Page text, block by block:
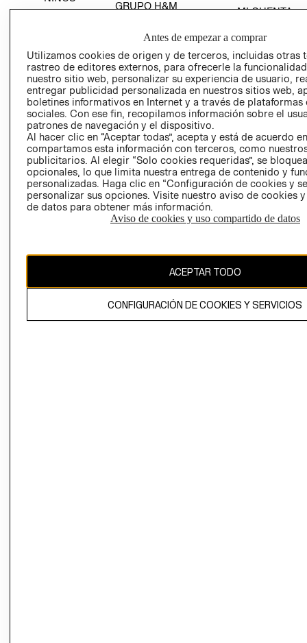
GRUPO H&M
SOCIAL
PRENSA
RELACIÓN CON
INVERSIONISTAS
POLÍTICA
EMPRESARIAL
MI CUENTA
TIENDAS
- RETIRO EN
TIENDA
TÉRMINOS Y
AVISO DE
PRIVACIDAD
GIFT CARD
AVISO DE
Antes de empezar a comprar
Utilizamos cookies de origen y de terceros, incluidas otras
rastreo de editores externos, para ofrecerle la
nuestro sitio web, personalizar su experiencia de usuario,
entregar publicidad personalizada en nuestros sitios web,
boletines informativos en Internet y a través de plataformas
sociales. Con ese fin, recopilamos información sobre el
patrones de navegación y el dispositivo.
Al hacer clic en “Aceptar todas”, acepta y está de acuerdo
compartamos esta información con terceros, como
publicitarios. Al elegir “Solo cookies requeridas”, se
opcionales, lo que limita nuestra entrega de contenido y
personalizadas. Haga clic en “Configuración de cookies y
personalizar sus opciones. Visite nuestro aviso de cookies
de datos para obtener más información.
Aviso de cookies y uso compartido de datos
ACEPTAR TODO
CONFIGURACIÓN DE COOKIES Y SERVICIOS